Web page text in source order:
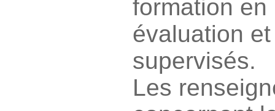
formation
évaluation
supervisés.
Les